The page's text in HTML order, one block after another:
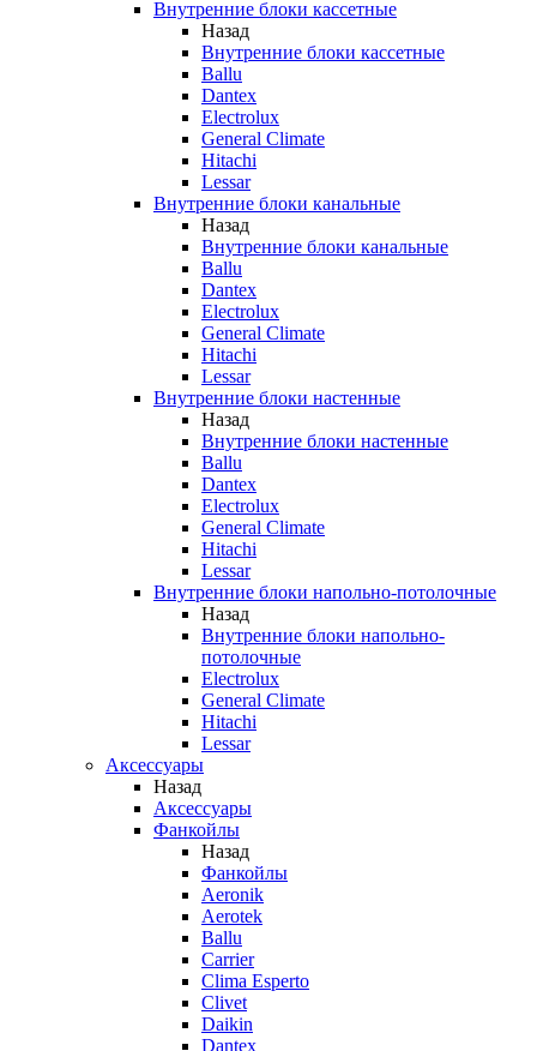
Внутренние блоки кассетные
Назад
Внутренние блоки кассетные
Ballu
Dantex
Electrolux
General Climate
Hitachi
Lessar
Внутренние блоки канальные
Назад
Внутренние блоки канальные
Ballu
Dantex
Electrolux
General Climate
Hitachi
Lessar
Внутренние блоки настенные
Назад
Внутренние блоки настенные
Ballu
Dantex
Electrolux
General Climate
Hitachi
Lessar
Внутренние блоки напольно-потолочные
Назад
Внутренние блоки напольно-
потолочные
Electrolux
General Climate
Hitachi
Lessar
Аксессуары
Назад
Аксессуары
Фанкойлы
Назад
Фанкойлы
Aeronik
Aerotek
Ballu
Carrier
Clima Esperto
Clivet
Daikin
Dantex